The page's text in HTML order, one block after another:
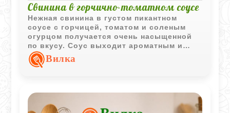
Свинина в горчично-томатном соусе
Нежная свинина в густом пикантном
соусе с горчицей, томатом и соленым
огурцом получается очень насыщенной
по вкусу. Соус выходит ароматным и
отлично сочетается с горячим
картофелем.
Вилка